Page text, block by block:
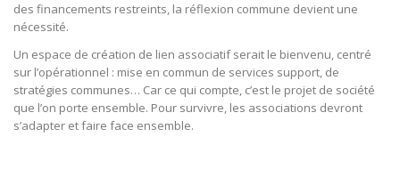
des financements restreints, la réflexion commune devient une
nécessité.
Un espace de création de lien associatif serait le bienvenu, centré
sur l’opérationnel : mise en commun de services support, de
stratégies communes… Car ce qui compte, c’est le projet de société
que l’on porte ensemble. Pour survivre, les associations devront
s’adapter et faire face ensemble.